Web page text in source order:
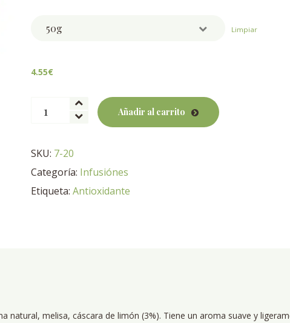
Limpiar
4.55€
limón
BIO
cantidad
Añadir al carrito
SKU: 7-20
Categoría: Infusiónes
Etiqueta: Antioxidante
natural, melisa, cáscara de limón (3%). Tiene un aroma suave y